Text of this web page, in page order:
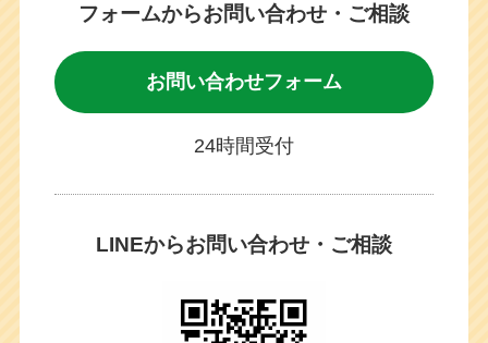
フォームからお問い合わせ・ご相談
お問い合わせフォーム
24時間受付
LINEからお問い合わせ・ご相談